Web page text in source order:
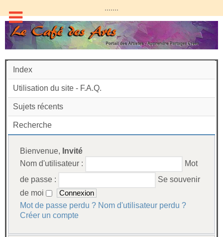
.......
Index
Utilisation du site - F.A.Q.
Sujets récents
Recherche
Bienvenue, Invité
Nom d'utilisateur :
Mot
de passe :
Se souvenir
de moi
Mot de passe perdu ? Nom d'utilisateur perdu ?
Créer un compte